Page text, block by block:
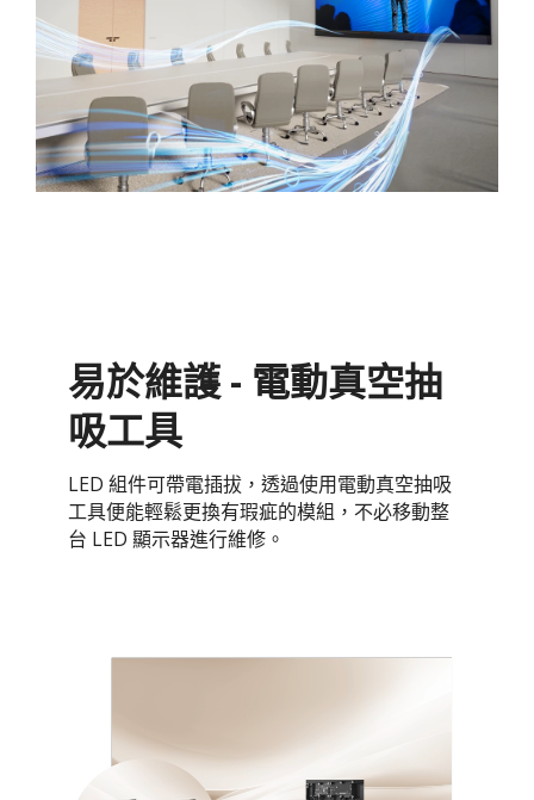
易於維護 - 電動真空抽
吸工具
LED 組件可帶電插拔，透過使用電動真空抽吸
工具便能輕鬆更換有瑕疵的模組，不必移動整
台 LED 顯示器進行維修。